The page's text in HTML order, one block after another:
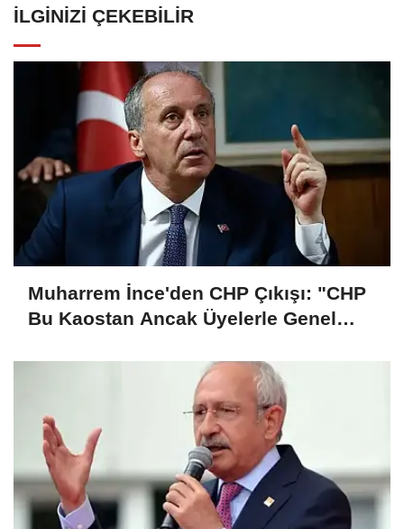
İLGINIZI ÇEKEBILIR
Muharrem İnce'den CHP Çıkışı: "CHP
Bu Kaostan Ancak Üyelerle Genel